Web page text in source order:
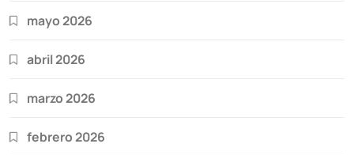
mayo 2026
abril 2026
marzo 2026
febrero 2026